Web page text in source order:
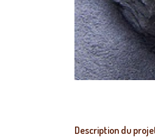
Description du